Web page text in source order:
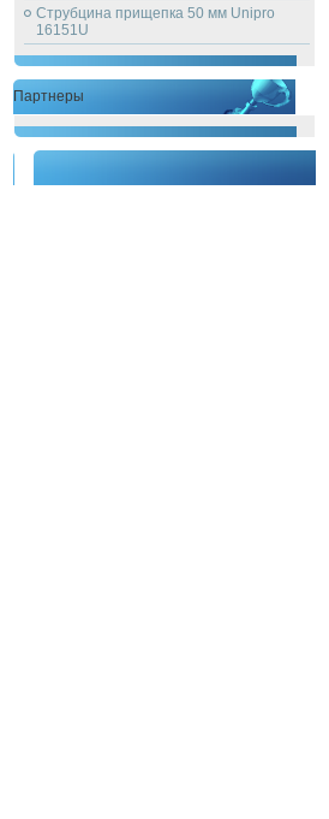
Струбцина прищепка 50 мм Unipro
16151U
Партнеры